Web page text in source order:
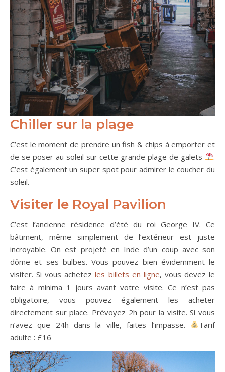
Chiller sur la plage
C’est le moment de prendre un fish & chips à emporter et
de se poser au soleil sur cette grande plage de galets
.
C’est également un super spot pour admirer le coucher du
soleil.
Visiter le Royal Pavilion
C’est l’ancienne résidence d’été du roi George IV. Ce
bâtiment, même simplement de l’extérieur est juste
incroyable. On est projeté en Inde d’un coup avec son
dôme et ses bulbes. Vous pouvez bien évidemment le
visiter. Si vous achetezles billets en ligne, vous devez le
faire à minima 1 jours avant votre visite. Ce n’est pas
obligatoire, vous pouvez également les acheter
directement sur place. Prévoyez 2h pour la visite. Si vous
n’avez que 24h dans la ville, faites l’impasse.
Tarif
adulte : £16